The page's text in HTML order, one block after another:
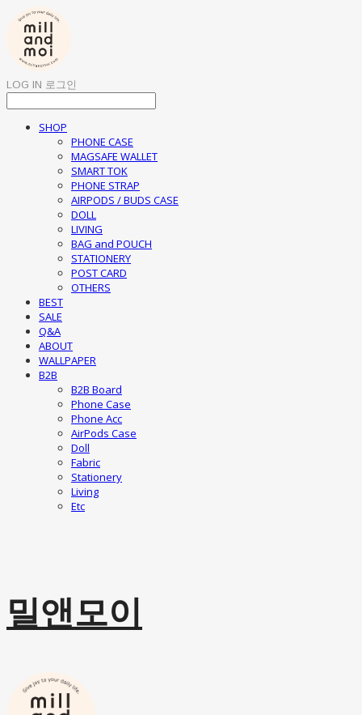
LOG IN 로그인
SHOP
PHONE CASE
MAGSAFE WALLET
SMART TOK
PHONE STRAP
AIRPODS / BUDS CASE
DOLL
LIVING
BAG and POUCH
STATIONERY
POST CARD
OTHERS
BEST
SALE
Q&A
ABOUT
WALLPAPER
B2B
B2B Board
Phone Case
Phone Acc
AirPods Case
Doll
Fabric
Stationery
Living
Etc
밀앤모이